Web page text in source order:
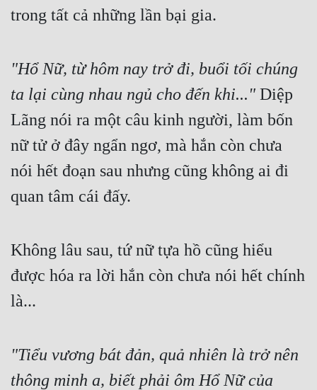
trong tất cả những lần bại gia.
"Hổ Nữ, từ hôm nay trở đi, buổi tối chúng
ta lại cùng nhau ngủ cho đến khi..." Diệp
Lãng nói ra một câu kinh người, làm bốn
nữ tử ở đây ngẩn ngơ, mà hắn còn chưa
nói hết đoạn sau nhưng cũng không ai đi
quan tâm cái đấy.
Không lâu sau, tứ nữ tựa hồ cũng hiểu
được hóa ra lời hắn còn chưa nói hết chính
là...
"Tiểu vương bát đản, quả nhiên là trở nên
thông minh a, biết phải ôm Hổ Nữ của